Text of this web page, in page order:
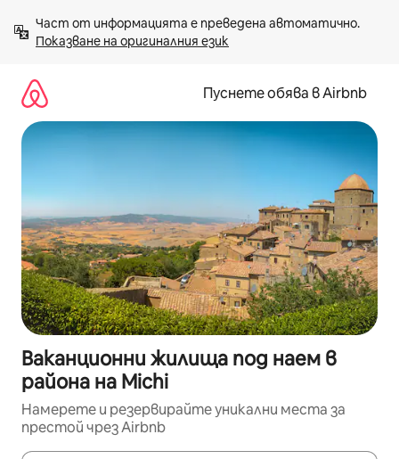
към
съдържанието
Показване на оригиналния език
Пуснете обява в Airbnb
Ваканционни жилища под наем в
района на Michi
Намерете и резервирайте уникални места за
престой чрез Airbnb